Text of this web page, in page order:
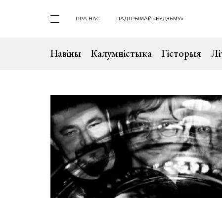
ПРА НАС ПАДТРЫМАЙ «БУДЗЬМУ»
Навіны Калумністыка Гісторыя